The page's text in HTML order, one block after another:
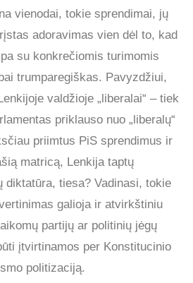
vienodai, tokie sprendimai, jų
adoravimas vien dėl to, kad
su konkrečiomis turimomis
trumparegiškas. Pavyzdžiui,
valdžioje „liberalai“ – tiek
priklauso nuo „liberalų“
priimtus PiS sprendimus ir
matricą, Lenkija taptų
diktatūra, tiesa? Vadinasi, tokie
galioja ir atvirkštiniu
partijų ar politinių jėgų
įtvirtinamos per Konstitucinio
politizaciją.